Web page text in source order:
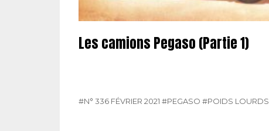
Les camions Pegaso (Partie 1)
#N° 336 FÉVRIER 2021 #PEGASO #POIDS LOURDS